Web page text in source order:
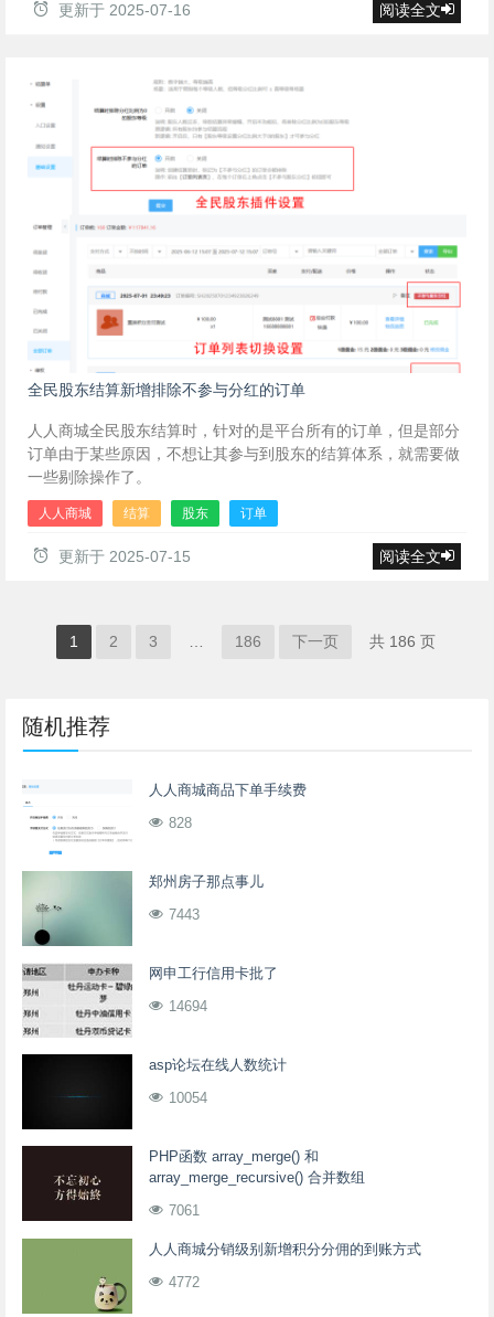
更新于 2025-07-16 阅读全文
全民股东结算新增排除不参与分红的订单
人人商城全民股东结算时，针对的是平台所有的订单，但是部分
订单由于某些原因，不想让其参与到股东的结算体系，就需要做
一些剔除操作了。
人人商城 结算 股东 订单
更新于 2025-07-15 阅读全文
1 2 3 186 下一页 共 186 页
随机推荐
人人商城商品下单手续费
828
郑州房子那点事儿
7443
网申工行信用卡批了
14694
asp论坛在线人数统计
10054
PHP函数 array_merge() 和
array_merge_recursive() 合并数组
7061
人人商城分销级别新增积分分佣的到账方式
4772